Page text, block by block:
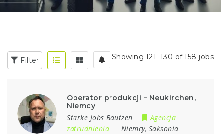
Filter Showing 121–130 of 158 jobs
Operator produkcji – Neukirchen,
Niemcy
Starke Jobs Bautzen
Agencja
zatrudnienia
Niemcy, Saksonia